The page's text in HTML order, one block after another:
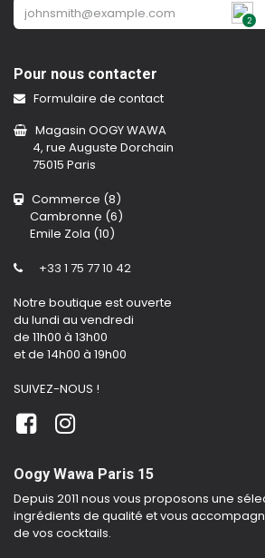
2
Pour nous contacter
Formulaire de contact
Magasin OOGY WAWA
4, rue Auguste Dorchain
75015 Paris
Commerce (8)
Cambronne (6)
Emile Zola (10)
+33 1 75 77 10 42
Notre boutique est ouverte
du lundi au vendredi
de 11h00 à 13h00
et de 14h00 à 19h00
SUIVEZ-NOUS !
Oogy Wawa Paris 15
Depuis 2011 nous vous proposons une
ingrédients de qualité et vous
de vos cocktails.